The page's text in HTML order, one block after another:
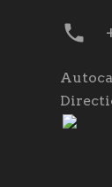
phone